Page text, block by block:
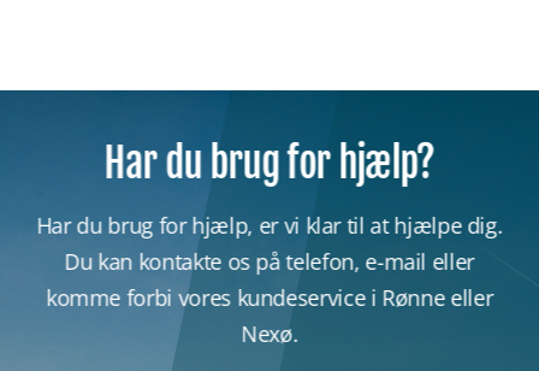
Har du brug for hjælp?
Har du brug for hjælp, er vi klar til at hjælpe dig.
Du kan kontakte os på telefon, e-mail eller
komme forbi vores kundeservice i Rønne eller
Nexø.